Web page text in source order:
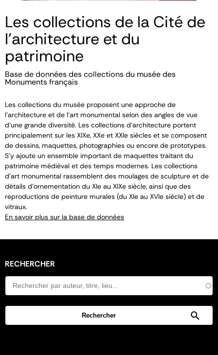
Les collections de la Cité de
l'architecture et du
patrimoine
Base de données des collections du musée des
Monuments français
Les collections du musée proposent une approche de
l’architecture et de l’art monumental selon des angles de vue
d’une grande diversité. Les collections d’architecture portent
principalement sur les XIXe, XXe et XXIe siècles et se composent
de dessins, maquettes, photographies ou encore de prototypes.
S’y ajoute un ensemble important de maquettes traitant du
patrimoine médiéval et des temps modernes. Les collections
d’art monumental rassemblent des moulages de sculpture et de
détails d’ornementation du XIe au XIXe siècle, ainsi que des
reproductions de peinture murales (du XIe au XVIe siècle) et de
vitraux.
En savoir plus sur la base de données
RECHERCHER